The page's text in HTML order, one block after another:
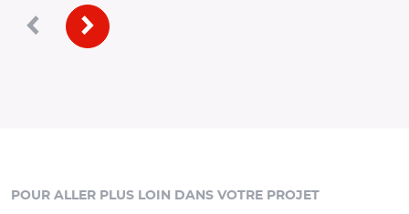
PrécédentSuivant
POUR ALLER PLUS LOIN DANS VOTRE PROJET